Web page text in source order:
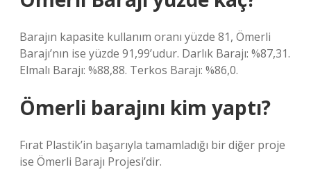
Barajın kapasite kullanım oranı yüzde 81, Ömerli
Barajı’nın ise yüzde 91,99’udur. Darlık Barajı: %87,31.
Elmalı Barajı: %88,88. Terkos Barajı: %86,0.
Ömerli barajını kim yaptı?
Fırat Plastik’in başarıyla tamamladığı bir diğer proje
ise Ömerli Barajı Projesi’dir.